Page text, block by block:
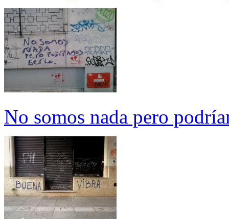
No somos nada pero